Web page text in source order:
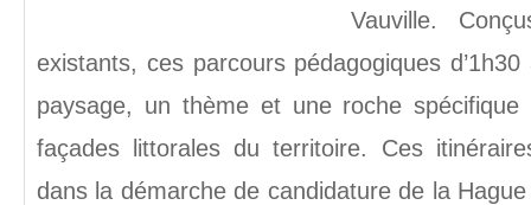
Vauville.
existants, ces parcours pédagogiques
paysage, un thème et une roche spécifique
façades littorales du territoire. Ces
dans la démarche de candidature de la